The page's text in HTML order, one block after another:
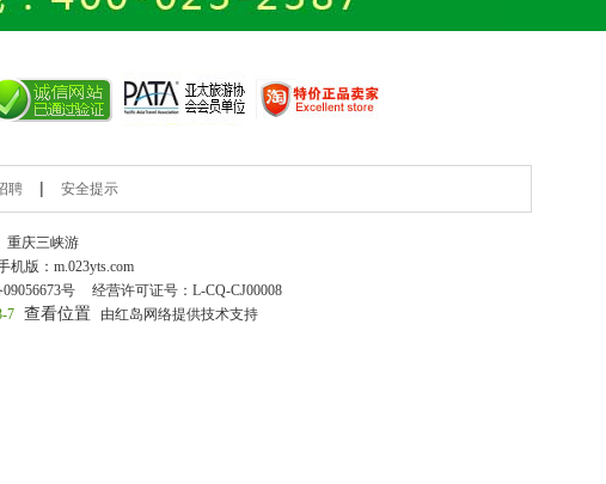
聘 | 安全提示
重庆三峡游
机版： m.023yts.com
号 经营许可证号： L-CQ-CJ00008
7 查看位置 由红岛网络提供技术支持